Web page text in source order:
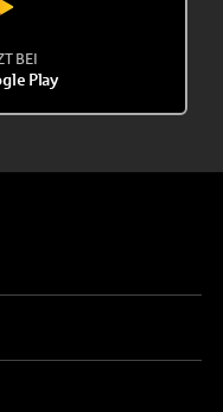
BEI
Play